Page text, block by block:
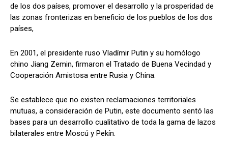
de los dos países, promover el desarrollo y la prosperidad de
las zonas fronterizas en beneficio de los pueblos de los dos
países,
En 2001, el presidente ruso Vladímir Putin y su homólogo
chino Jiang Zemin, firmaron el Tratado de Buena Vecindad y
Cooperación Amistosa entre Rusia y China.
Se establece que no existen reclamaciones territoriales
mutuas, a consideración de Putin, este documento sentó las
bases para un desarrollo cualitativo de toda la gama de lazos
bilaterales entre Moscú y Pekín.